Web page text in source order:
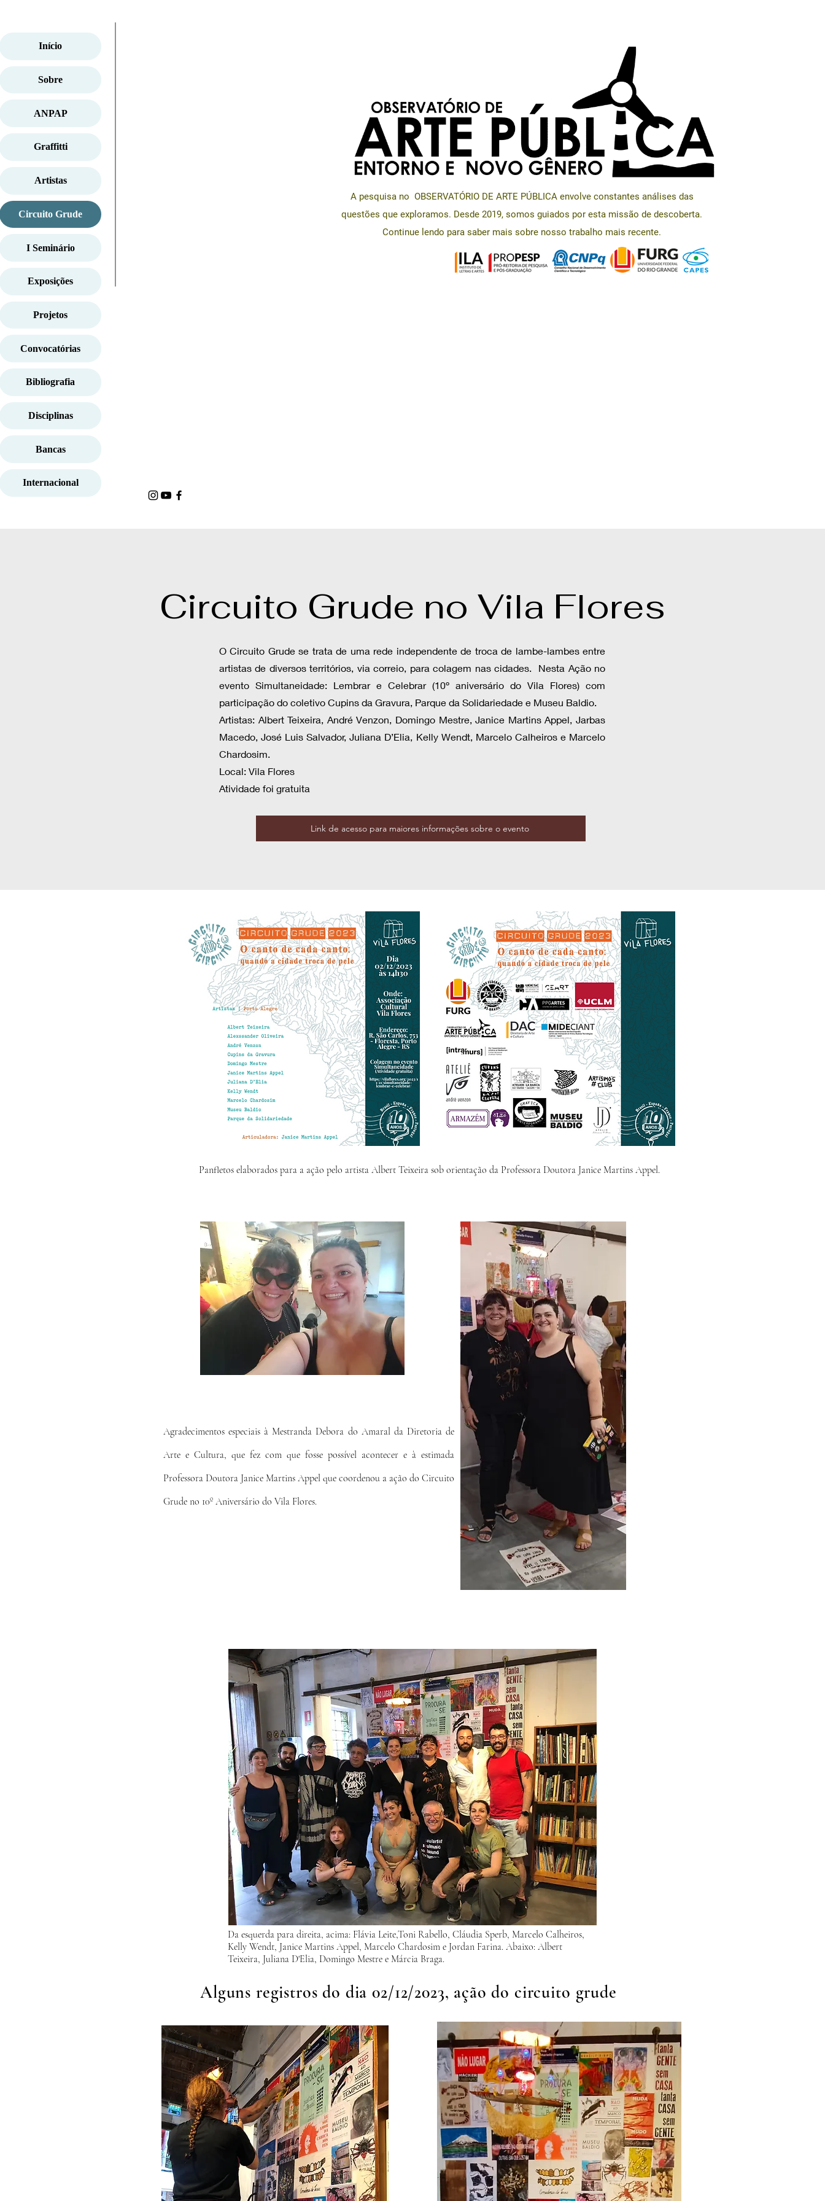
Início
Sobre
ANPAP
Graffitti
Artistas
Circuito Grude
I Seminário
Exposições
Projetos
Convocatórias
Bibliografia
Disciplinas
Bancas
Internacional
A pesquisa no OBSERVATÓRIO DE ARTE PÚBLICA envolve constantes análises das
questões que exploramos. Desde 2019, somos guiados por esta missão de descoberta.
Continue lendo para saber mais sobre nosso trabalho mais recente.
Circuito Grude no Vila Flores
O Circuito Grude se trata de uma rede independente de troca de lambe-lambes entre
artistas de diversos territórios, via correio, para colagem nas cidades. Nesta Ação no
evento Simultaneidade: Lembrar e Celebrar (10º aniversário do Vila Flores) com
participação do coletivo Cupins da Gravura, Parque da Solidariedade e Museu Baldio.
Artistas: Albert Teixeira, André Venzon, Domingo Mestre, Janice Martins Appel, Jarbas
Macedo, José Luis Salvador, Juliana D’Elia, Kelly Wendt, Marcelo Calheiros e Marcelo
Chardosim.
Local: Vila Flores
Atividade foi gratuita
Link de acesso para maiores informações sobre o evento
Panfletos elaborados para a ação pelo artista Albert Teixeira sob orientação da Professora Doutora Janice Martins Appel.
Agradecimentos especiais à Mestranda Debora do Amaral da Diretoria de
Arte e Cultura, que fez com que fosse possível acontecer e à estimada
Professora Doutora Janice Martins Appel que coordenou a ação do Circuito
Grude no 10º Aniversário do Vila Flores.
Da esquerda para direita, acima: Flávia Leite,Toni Rabello, Cláudia Sperb, Marcelo Calheiros,
Kelly Wendt, Janice Martins Appel, Marcelo Chardosim e Jordan Farina. Abaixo: Albert
Teixeira, Juliana D'Elia, Domingo Mestre e Márcia Braga.
Alguns registros do dia 02/12/2023, ação do circuito grude